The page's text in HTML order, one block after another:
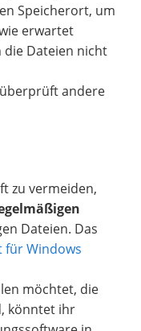
Speicherort, um
erwartet
Dateien nicht
andere
zu vermeiden,
Dateien. Das
für Windows
möchtet, die
könntet ihr